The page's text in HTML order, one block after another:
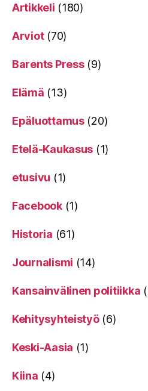
Artikkeli (180)
Arviot(70)
Barents Press(9)
Elämä (13)
Epäluottamus(20)
Etelä-Kaukasus (1)
etusivu (1)
Facebook(1)
Historia (61)
Journalismi (14)
Kansainvälinen politiikka
Kehitysyhteistyö(6)
Keski-Aasia (1)
Kiina (4)